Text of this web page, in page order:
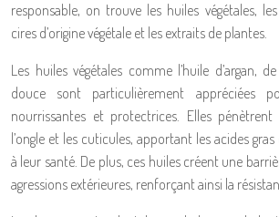
responsable, on trouve les huiles végétales,
cires d’origine végétale et les extraits de plantes.
Les huiles végétales comme l’huile d’argan,
douce sont particulièrement appréciées
nourrissantes et protectrices. Elles
l’ongle et les cuticules, apportant les acides
à leur santé. De plus, ces huiles créent une
agressions extérieures, renforçant ainsi la